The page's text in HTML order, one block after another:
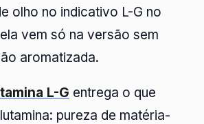
olho no indicativo L-G no
vem só na versão sem
aromatizada.
L-G entrega o que
pureza de matéria-